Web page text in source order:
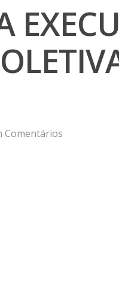
Comentários